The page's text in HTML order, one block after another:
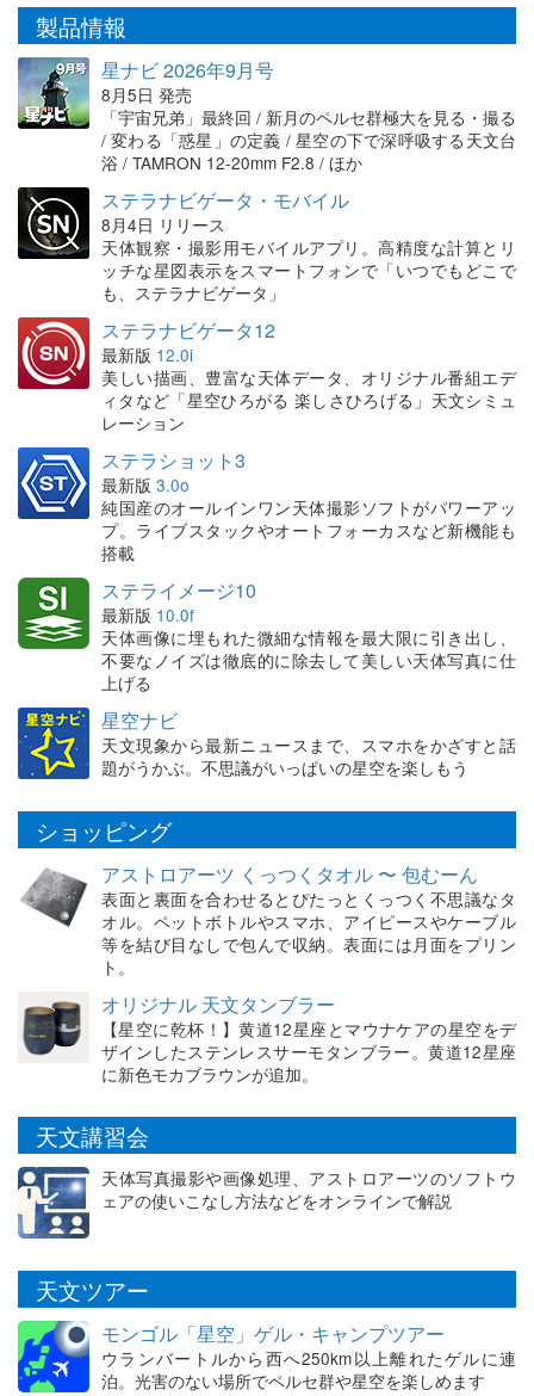
製品情報
星ナビ 2026年9月号
8月5日 発売
「宇宙兄弟」最終回 / 新月のペルセ群極大を見る・撮る
/ 変わる「惑星」の定義 / 星空の下で深呼吸する天文台
浴 / TAMRON 12-20mm F2.8 / ほか
ステラナビゲータ・モバイル
8月4日 リリース
天体観察・撮影用モバイルアプリ。高精度な計算とリ
ッチな星図表示をスマートフォンで「いつでもどこで
も、ステラナビゲータ」
ステラナビゲータ12
最新版 12.0i
美しい描画、豊富な天体データ、オリジナル番組エデ
ィタなど「星空ひろがる 楽しさひろげる」天文シミュ
レーション
ステラショット3
最新版 3.0o
純国産のオールインワン天体撮影ソフトがパワーアッ
プ。ライブスタックやオートフォーカスなど新機能も
搭載
ステライメージ10
最新版 10.0f
天体画像に埋もれた微細な情報を最大限に引き出し、
不要なノイズは徹底的に除去して美しい天体写真に仕
上げる
星空ナビ
天文現象から最新ニュースまで、スマホをかざすと話
題がうかぶ。不思議がいっぱいの星空を楽しもう
ショッピング
アストロアーツ くっつくタオル 〜 包むーん
表面と裏面を合わせるとぴたっとくっつく不思議なタ
オル。ペットボトルやスマホ、アイピースやケーブル
等を結び目なしで包んで収納。表面には月面をプリン
ト。
オリジナル 天文タンブラー
【星空に乾杯！】黄道12星座とマウナケアの星空をデ
ザインしたステンレスサーモタンブラー。黄道12星座
に新色モカブラウンが追加。
天文講習会
天体写真撮影や画像処理、アストロアーツのソフトウ
ェアの使いこなし方法などをオンラインで解説
天文ツアー
モンゴル「星空」ゲル・キャンプツアー
ウランバートルから西へ250km以上離れたゲルに連
泊。光害のない場所でペルセ群や星空を楽しめます